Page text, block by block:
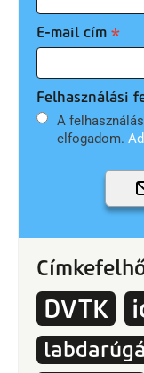
E-mail cím
Felhasználási
A
elfogadom.
DVTK